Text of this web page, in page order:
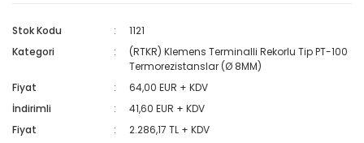
Stok Kodu
1121
Kategori
(RTKR) Klemens Terminalli Rekorlu Tip PT-100
Termorezistanslar (Ø 8MM)
Fiyat
64,00 EUR + KDV
İndirimli
41,60 EUR + KDV
Fiyat
2.286,17 TL + KDV